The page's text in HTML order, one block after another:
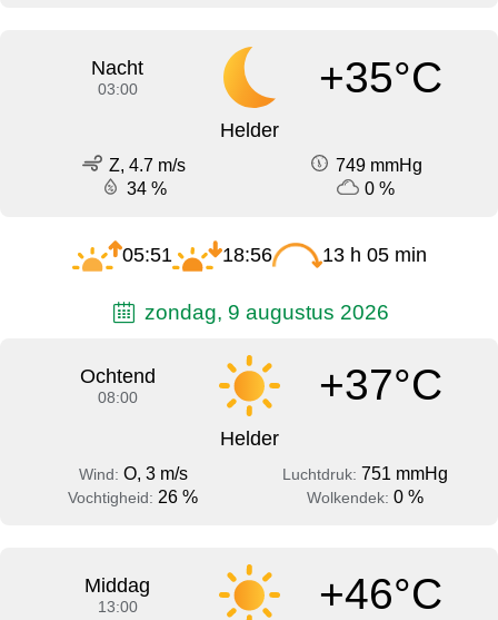
Nacht
03:00 +35°C
Helder
Z, 4.7 m/s
749 mmHg
34 %
0 %
05:51 18:56 13 h 05 min
zondag, 9 augustus 2026
Ochtend
08:00 +37°C
Helder
Wind: O, 3 m/s Luchtdruk: 751 mmHg
Vochtigheid: 26 % Wolkendek: 0 %
Middag
13:00 +46°C